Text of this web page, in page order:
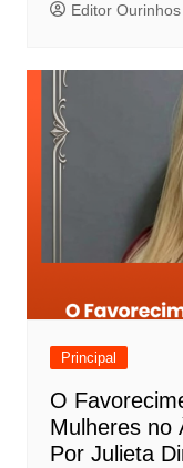
Editor
Principal
O
Mulheres no
Por Julieta